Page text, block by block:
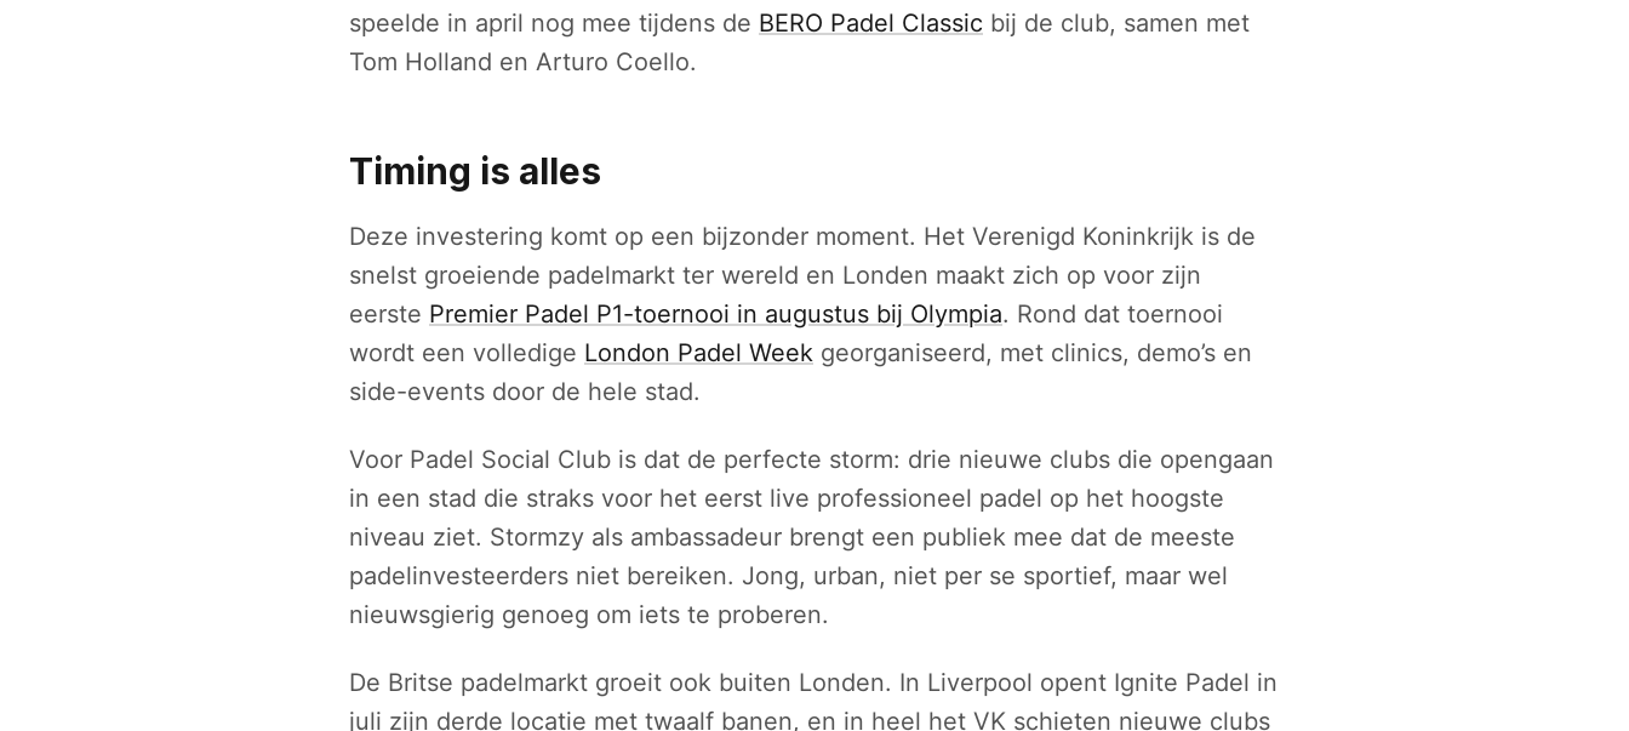
speelde in april nog mee tijdens de BERO Padel Classic bij de club, samen met
Tom Holland en Arturo Coello.
Timing is alles
Deze investering komt op een bijzonder moment. Het Verenigd Koninkrijk is de
snelst groeiende padelmarkt ter wereld en Londen maakt zich op voor zijn
eerste Premier Padel P1-toernooi in augustus bij Olympia. Rond dat toernooi
wordt een volledige London Padel Week georganiseerd, met clinics, demo’s en
side-events door de hele stad.
Voor Padel Social Club is dat de perfecte storm: drie nieuwe clubs die opengaan
in een stad die straks voor het eerst live professioneel padel op het hoogste
niveau ziet. Stormzy als ambassadeur brengt een publiek mee dat de meeste
padelinvesteerders niet bereiken. Jong, urban, niet per se sportief, maar wel
nieuwsgierig genoeg om iets te proberen.
De Britse padelmarkt groeit ook buiten Londen. In Liverpool opent Ignite Padel in
juli zijn derde locatie met twaalf banen, en in heel het VK schieten nieuwe clubs